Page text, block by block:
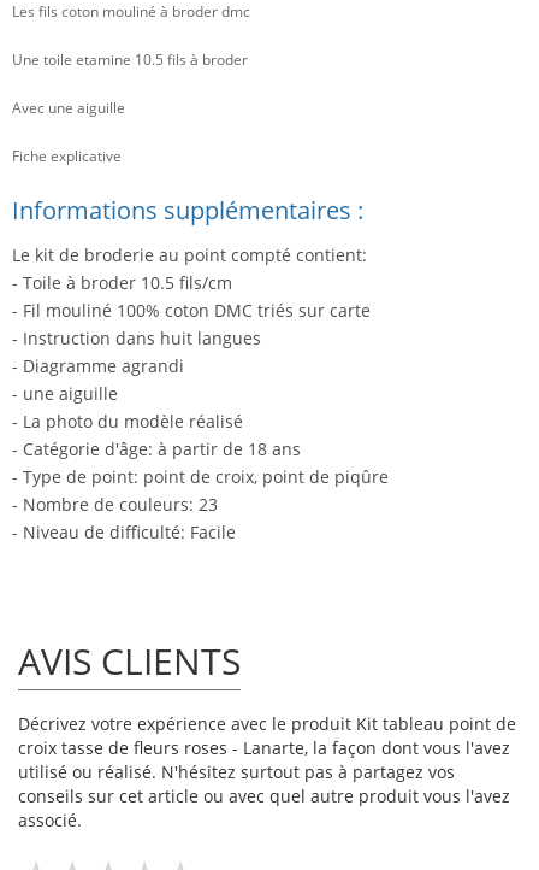
Les fils coton mouliné à broder dmc
Une toile etamine 10.5 fils à broder
Avec une aiguille
Fiche explicative
Informations supplémentaires :
Le kit de broderie au point compté contient:
- Toile à broder 10.5 fils/cm
- Fil mouliné 100% coton DMC triés sur carte
- Instruction dans huit langues
- Diagramme agrandi
- une aiguille
- La photo du modèle réalisé
- Catégorie d'âge: à partir de 18 ans
- Type de point: point de croix, point de piqûre
- Nombre de couleurs: 23
- Niveau de difficulté: Facile
AVIS CLIENTS
Décrivez votre expérience avec le produit Kit tableau point de
croix tasse de fleurs roses - Lanarte, la façon dont vous l'avez
utilisé ou réalisé. N'hésitez surtout pas à partagez vos
conseils sur cet article ou avec quel autre produit vous l'avez
associé.